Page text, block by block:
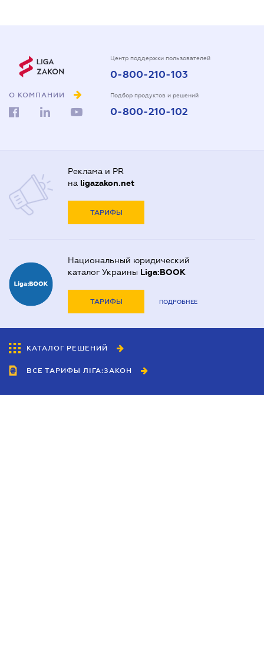
О КОМПАНИИ
Центр поддержки пользователей
0-800-210-103
Подбор продуктов и решений
0-800-210-102
Реклама и PR
на ligazakon.net
ТАРИФЫ
Национальный юридический
каталог Украины Liga:BOOK
ТАРИФЫ ПОДРОБНЕЕ
КАТАЛОГ РЕШЕНИЙ
ВСЕ ТАРИФЫ ЛІГА:ЗАКОН